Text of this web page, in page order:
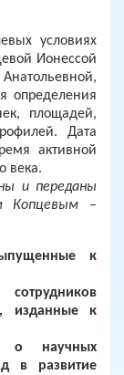
условиях
Ионессой
определения
площадей,
Дата
активной
века.
и переданы
Копцевым –
к
изданные к
о научных
в развитие